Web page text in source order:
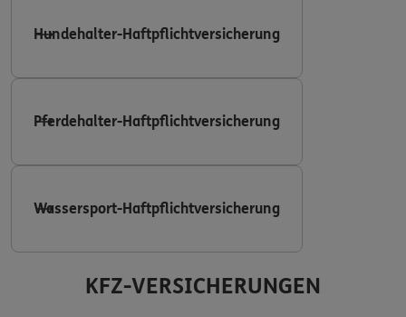
Hundehalter-Haftpflichtversicherung
Pferdehalter-Haftpflichtversicherung
Wassersport-Haftpflichtversicherung
KFZ-VERSICHERUNGEN